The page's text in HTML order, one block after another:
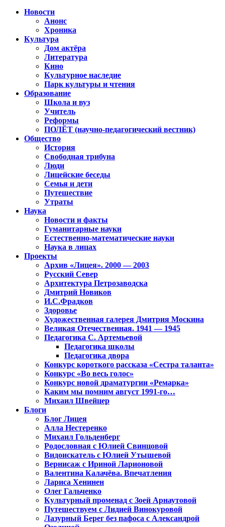
Новости
Анонс
Хроника
Культура
Дом актёра
Литература
Кино
Культурное наследие
Парк культуры и чтения
Образование
Школа и вуз
Учитель
Реформы
ПОЛЁТ (научно-педагогический вестник)
Общество
История
Свободная трибуна
Люди
Лицейские беседы
Семья и дети
Путешествие
Утраты
Наука
Новости и факты
Гуманитарные науки
Естественно-математические науки
Наука в лицах
Проекты
Архив «Лицея». 2000 — 2003
Русский Север
Архитектура Петрозаводска
Дмитрий Новиков
И.С.Фрадков
Здоровье
Художественная галерея Дмитрия Москина
Великая Отечественная. 1941 — 1945
Педагогика С. Артемьевой
Педагогика школы
Педагогика двора
Конкурс короткого рассказа «Сестра таланта»
Конкурс «Во весь голос»
Конкурс новой драматургии «Ремарка»
Каким мы помним август 1991-го…
Михаил Швейцер
Блоги
Блог Лицея
Алла Нестеренко
Михаил Гольденберг
Родословная с Юлией Свинцовой
Видоискатель с Юлией Утышевой
Вернисаж с Ириной Ларионовой
Валентина Калачёва. Впечатления
Лариса Хенинен
Олег Гальченко
Культурный променад с Зоей Арнаутовой
Путешествуем с Лидией Винокуровой
Лазурный Берег без пафоса с Александрой